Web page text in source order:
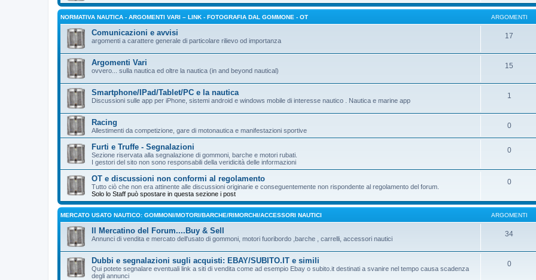
NORMATIVA NAUTICA - ARGOMENTI VARI – LINK - FOTOGRAFIA DAL GOMMONE - OT ARGOMENTI
Comunicazioni e avvisi
argomenti a carattere generale di particolare rilievo od importanza
17
Argomenti Vari
ovvero... sulla nautica ed oltre la nautica (in and beyond nautical)
15
Smartphone/IPad/Tablet/PC e la nautica
Discussioni sulle app per iPhone, sistemi android e windows mobile di interesse nautico . Nautica e marine app
1
Racing
Allestimenti da competizione, gare di motonautica e manifestazioni sportive
0
Furti e Truffe - Segnalazioni
Sezione riservata alla segnalazione di gommoni, barche e motori rubati.
I gestori del sito non sono responsabili della veridicità delle informazioni
0
OT e discussioni non conformi al regolamento
Tutto ciò che non era attinente alle discussioni originarie e conseguentemente non rispondente al regolamento del forum.
Solo lo Staff può spostare in questa sezione i post
0
MERCATO USATO NAUTICO: GOMMONI/MOTORI/BARCHE/RIMORCHI/ACCESSORI NAUTICI ARGOMENTI
Il Mercatino del Forum....Buy & Sell
Annunci di vendita e mercato dell'usato di gommoni, motori fuoribordo ,barche , carrelli, accessori nautici
34
Dubbi e segnalazioni sugli acquisti: EBAY/SUBITO.IT e simili
Qui potete segnalare eventuali link a siti di vendita come ad esempio Ebay o subito.it destinati a svanire nel tempo causa scadenza
degli annunci
0